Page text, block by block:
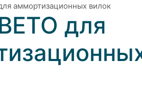
аммортизационных вилок
для